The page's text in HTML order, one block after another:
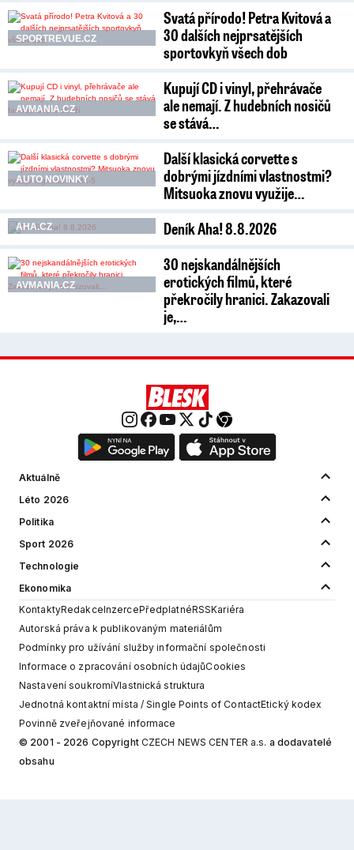
SPORTREVUE.CZ
Svatá přírodo! Petra Kvitová a
30 dalších nejprsatějších
sportovkyň všech dob
AVMANIA.CZ
Kupují CD i vinyl, přehrávače
ale nemají. Z hudebních nosičů
se stává…
AUTO NOVINKY
Další klasická corvette s
dobrými jízdními vlastnostmi?
Mitsuoka znovu využije…
AHA.CZ Deník Aha! 8.8.2026
AVMANIA.CZ
30 nejskandálnějších
erotických filmů, které
překročily hranici. Zakazovali
je,…
Aktuálně
Léto 2026
Politika
Sport 2026
Technologie
Ekonomika
KontaktyRedakceInzercePředplatnéRSSKariéra
Autorská práva k publikovaným materiálům
Podmínky pro užívání služby informační společnosti
Informace o zpracování osobních údajůCookies
Nastavení soukromíVlastnická struktura
Jednotná kontaktní místa / Single Points of ContactEtický kodex
Povinně zveřejňované informace
© 2001 - 2026 Copyright CZECH NEWS CENTER a.s. a dodavatelé
obsahu